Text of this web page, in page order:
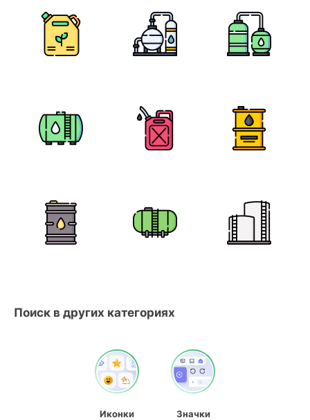
Поиск в других категориях
Иконки
Значки